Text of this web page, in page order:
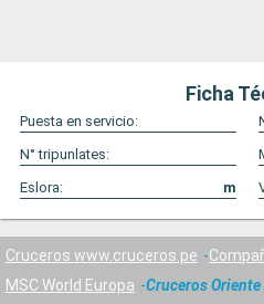
Ficha
Puesta en servicio:
N° tripunlates:
Eslora:
m
Cruceros www.cruceros.pe
MSC World Europa
Cruceros